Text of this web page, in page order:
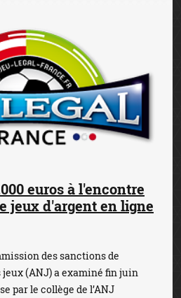
euros à l'encontre
jeux d'argent en ligne
des sanctions de
(ANJ) a examiné fin juin
par le collège de l’ANJ